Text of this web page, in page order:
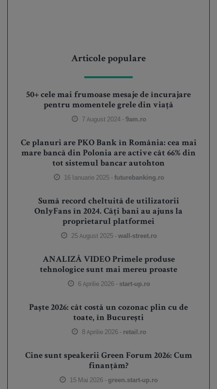
Articole populare
50+ cele mai frumoase mesaje de încurajare
pentru momentele grele din viață
7 August 2024 -9am.ro
Ce planuri are PKO Bank în România: cea mai
mare bancă din Polonia are active cât 66% din
tot sistemul bancar autohton
16 Ianuarie 2025 -futurebanking.ro
Sumă record cheltuită de utilizatorii
OnlyFans în 2024. Câți bani au ajuns la
proprietarul platformei
25 August 2025 -wall-street.ro
ANALIZĂ VIDEO Primele produse
tehnologice sunt mai mereu proaste
6 Aprilie 2026 - start-up.ro
Paște 2026: cât costă un cozonac plin cu de
toate, în București
8 Aprilie 2026 - retail.ro
Cine sunt speakerii Green Forum 2026: Cum
finanțăm?
15 Mai 2026 - green.start-up.ro